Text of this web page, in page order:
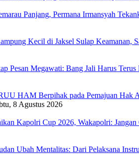
Panjang, Permana Irmansyah
Kecil di Jaksel Sulap Keamanan,
Pesan Megawati: Bang Jali Harus
HAM Berpihak pada Pemajuan Hak
8 Agustus 2026
Kapolri Cup 2026, Wakapolri: Jangan
Ubah Mentalitas: Dari Pelaksana